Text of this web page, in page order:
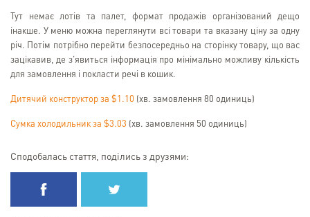
Тут немає лотів та палет, формат продажів організований дещо
інакше. У меню можна переглянути всі товари та вказану ціну за одну
річ. Потім потрібно перейти безпосередньо на сторінку товару, що вас
зацікавив, де з'явиться інформація про мінімально можливу кількість
для замовлення і покласти речі в кошик.
Дитячий конструктор за $1.10 (хв. замовлення 80 одиниць)
Сумка холодильник за $3.03 (хв. замовлення 50 одиниць)
Сподобалась стаття, поділись з друзями: